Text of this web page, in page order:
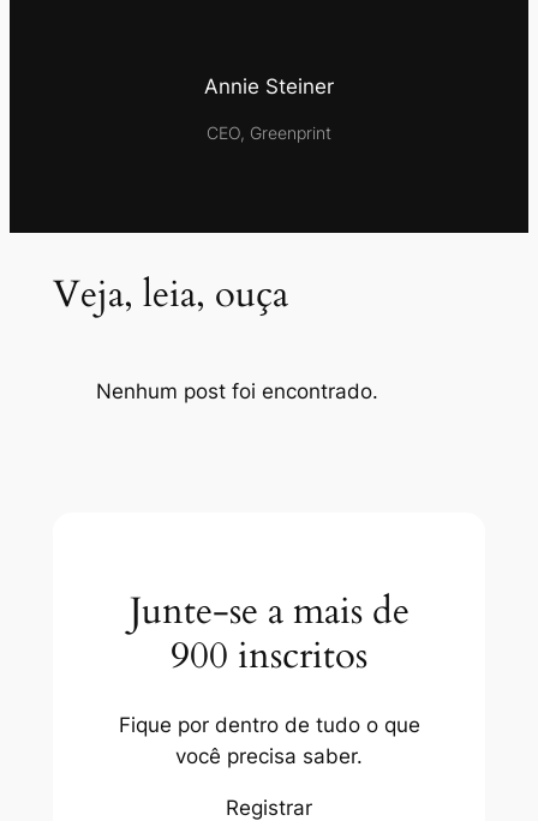
Annie Steiner
CEO, Greenprint
Veja, leia, ouça
Nenhum post foi encontrado.
Junte-se a mais de
900 inscritos
Fique por dentro de tudo o que
você precisa saber.
Registrar